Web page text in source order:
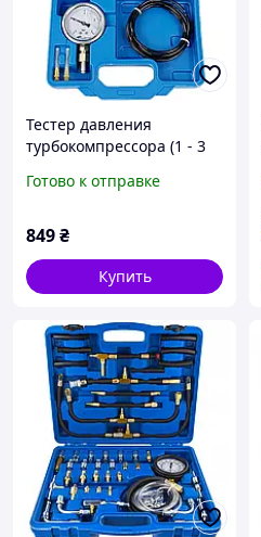
Тестер давления
турбокомпрессора (1 - 3
Готово к отправке
849₴
Купить